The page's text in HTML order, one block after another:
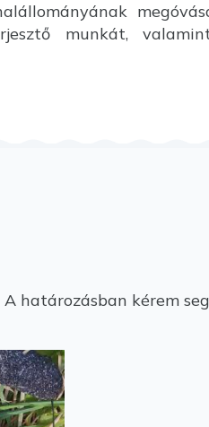
munkát,
határozásban kérem